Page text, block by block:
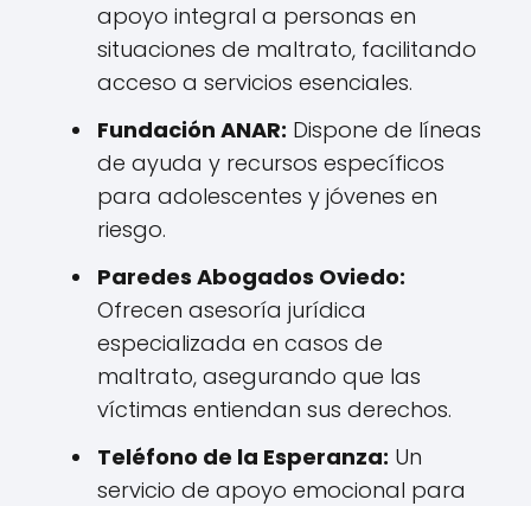
apoyo integral a personas en
situaciones de maltrato, facilitando
acceso a servicios esenciales.
Fundación ANAR: Dispone de líneas
de ayuda y recursos específicos
para adolescentes y jóvenes en
riesgo.
Paredes Abogados Oviedo:
Ofrecen asesoría jurídica
especializada en casos de
maltrato, asegurando que las
víctimas entiendan sus derechos.
Teléfono de la Esperanza: Un
servicio de apoyo emocional para